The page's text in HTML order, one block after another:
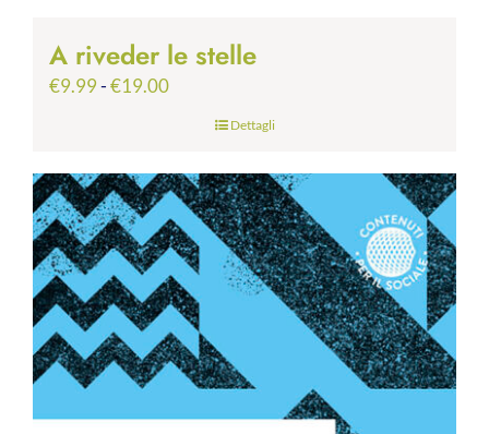
A riveder le stelle
€9.99-€19.00Fascia
€9.99
a
€19.00
Dettagli